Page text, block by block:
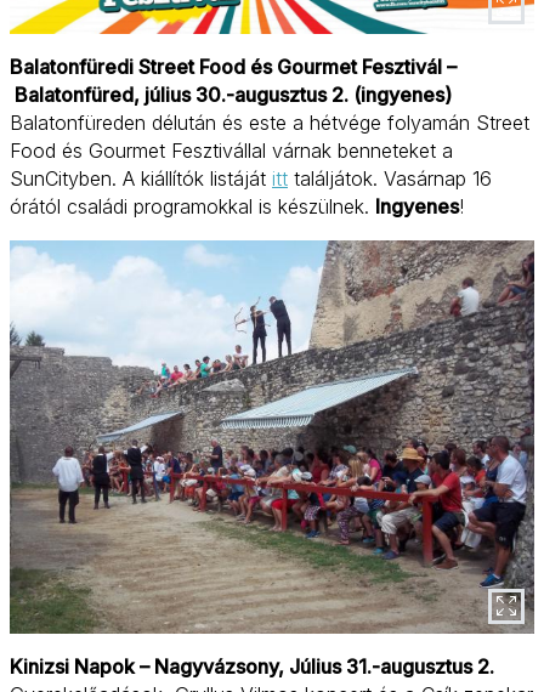
Balatonfüredi Street Food és Gourmet Fesztivál –
Balatonfüred, július 30.-augusztus 2. (ingyenes)
Balatonfüreden délután és este a hétvége folyamán Street
Food és Gourmet Fesztivállal várnak benneteket a
SunCityben. A kiállítók listáját itt találjátok. Vasárnap 16
órától családi programokkal is készülnek. Ingyenes!
Kinizsi Napok – Nagyvázsony, Július 31.-augusztus 2.